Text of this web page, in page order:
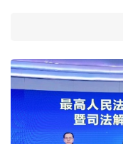
东航：国内客票提
近346亿元 广东电
31省份上半年外贸